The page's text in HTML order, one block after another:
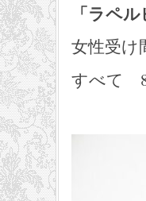
「ラペル
女性受け
すべて